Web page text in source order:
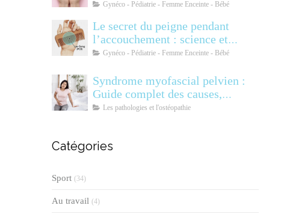
Métabolique Ovarien
Gynéco - Pédiatrie - Femme Enceinte - Bébé
Le secret du peigne pendant
l’accouchement : science et
soulagement
Gynéco - Pédiatrie - Femme Enceinte - Bébé
Syndrome myofascial pelvien :
Guide complet des causes,
symptômes, diagnostic et
Les pathologies et l'ostéopathie
Catégories
Sport (34)
Au travail (4)